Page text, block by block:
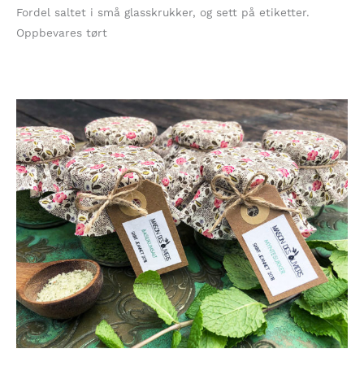
Fordel saltet i små glasskrukker, og sett på etiketter.
Oppbevares tørt